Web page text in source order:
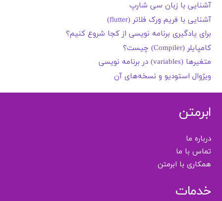
آشنایی با زبان سی شارپ
آشنایی با فریم ورک فلاتر (flutter)
برای یادگیری برنامه نویسی از کجا شروع کنیم؟
کامپایلر (Compiler) چیست؟
متغیرها (variables) در برنامه نویسی
ویژوال استودیو و نسخه‌های آن
ابرمتن
درباره ما
تماس با ما
همکاری با ابرمتن
خدمات